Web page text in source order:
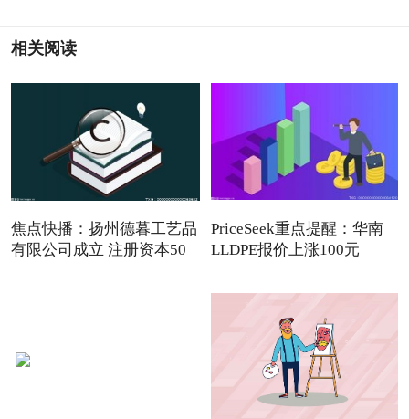
相关阅读
焦点快播：扬州德暮工艺品
有限公司成立 注册资本50
PriceSeek重点提醒：华南
LLDPE报价上涨100元